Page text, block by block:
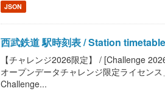
JSON
西武鉄道 駅時刻表 / Station
【チャレンジ2026限定】 / [Challenge
オープンデータチャレンジ限定ライセン
Challenge...